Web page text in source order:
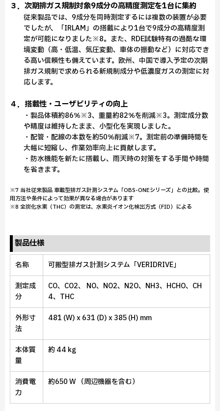
３．次期排ガス規制対象9成分の高精度測定を1台に集約
従来製品では、9成分を同時測定するには複数の装置が必要
でしたが、「IRLAM」の搭載により1台で9成分の高精度測
定が可能になりました※8。また、RDE試験特有の過酷な環
境変動（高・低温、気圧変動、車体の振動など）に対応でき
る高い信頼性も備えています。欧州、中国で導入予定の次期
排ガス規制で求められる新規制成分や低濃度ガスの測定に対
応します。
４．搭載性・ユーザビリティの向上
・製品体積約86％※3、重量約82％を削減※3。測定成分数
や精度は維持したまま、小型化を実現しました。
・配管・配線の本数を約50％削減※7。測定前の準備時間を
大幅に短縮し、作業効率向上に貢献します。
・防水機能を新たに搭載し、雨天時の対策をする手間や時間
を省きます。
※7 当社従来製品 車載型排ガス計測システム「OBS-ONEシリーズ」との比較。使
用方法や条件によって効果が異なる場合があります
※8 全炭化水素（THC）の測定は、水素炎イオン化検出方式（FID）による
製品仕様
名称 可搬型排ガス計測システム「VERIDRIVE」
測定成
分
CO、CO2、 NO、NO2、N2O、NH3、HCHO、CH
4、THC
外形寸
法
481 (W) x 631 (D) x 385 (H) mm
本体質
量
約 44 kg
消費電
力
約650 W （周辺機器を含む）